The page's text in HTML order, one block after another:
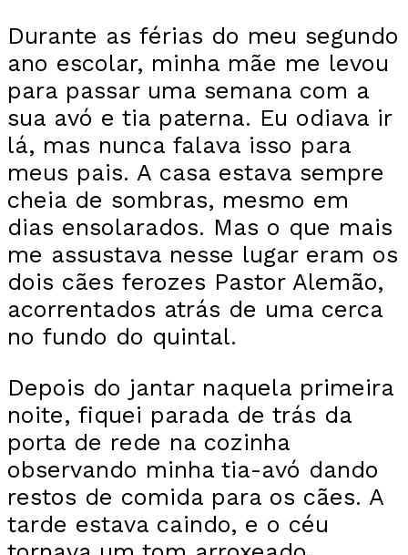
Durante as férias do meu segundo
ano escolar, minha mãe me levou
para passar uma semana com a
sua avó e tia paterna. Eu odiava ir
lá, mas nunca falava isso para
meus pais. A casa estava sempre
cheia de sombras, mesmo em
dias ensolarados. Mas o que mais
me assustava nesse lugar eram os
dois cães ferozes Pastor Alemão,
acorrentados atrás de uma cerca
no fundo do quintal.
Depois do jantar naquela primeira
noite, fiquei parada de trás da
porta de rede na cozinha
observando minha tia-avó dando
restos de comida para os cães. A
tarde estava caindo, e o céu